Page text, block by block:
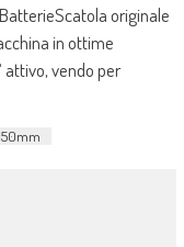
originale
in ottime
attivo, vendo per